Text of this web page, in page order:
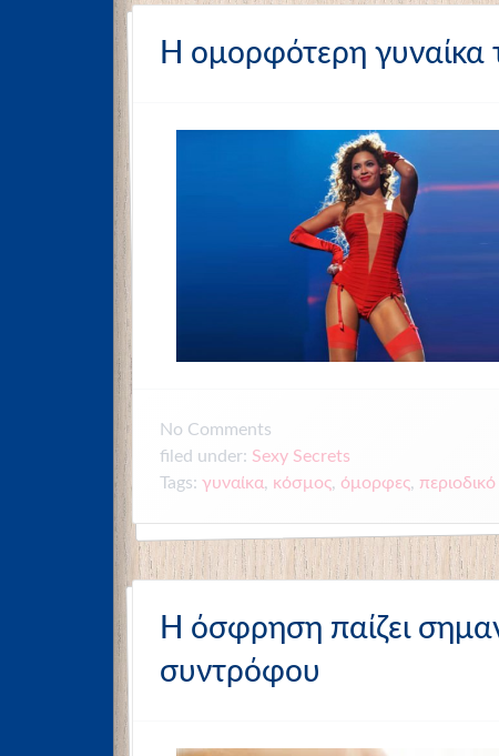
Η ομορφότερη γυναίκα
No Comments
filed under: Sexy Secrets
Tags: γυναίκα, κόσμος, όμορφες, περιοδικό
Η όσφρηση παίζει
συντρόφου